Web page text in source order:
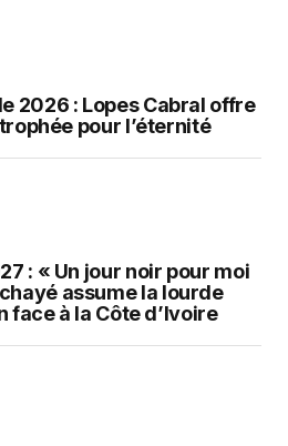
2026 : Lopes Cabral offre
pour l’éternité
: « Un jour noir pour moi
assume la lourde
face à la Côte d’Ivoire